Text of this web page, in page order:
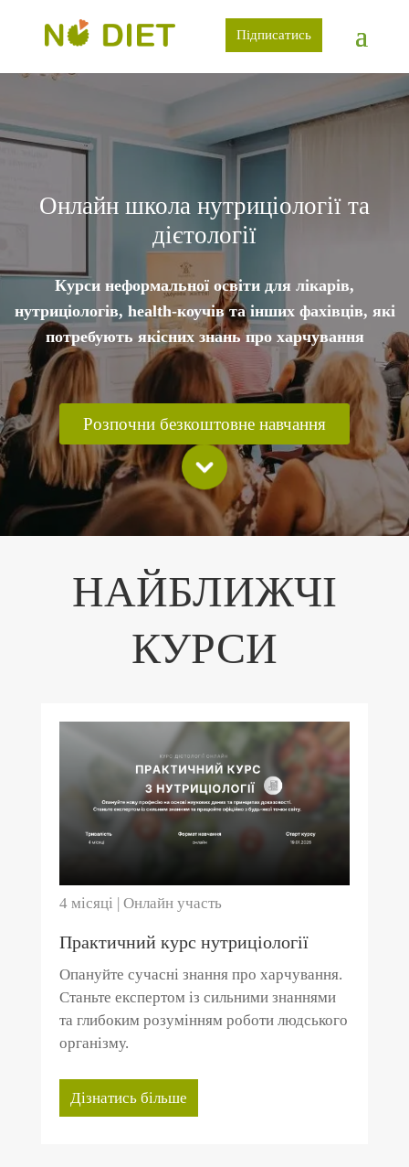
Підписатись
Онлайн школа нутриціології та
дієтології
Курси неформальної освіти для лікарів,
нутриціологів, health-коучів та інших фахівців, які
потребують якісних знань про харчування
Розпочни безкоштовне навчання
НАЙБЛИЖЧІ
КУРСИ
4 місяці | Онлайн участь
Практичний курс нутриціології
Опануйте сучасні знання про харчування.
Станьте експертом із сильними знаннями
та глибоким розумінням роботи людського
організму.
Дізнатись більше